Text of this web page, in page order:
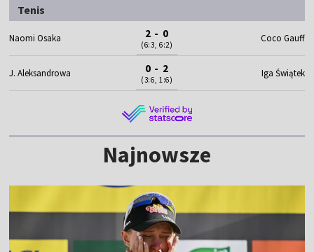
Tenis
Naomi Osaka 2 - 0
(6:3, 6:2)
Coco Gauff
J. Aleksandrowa 0 - 2
(3:6, 1:6)
Iga Świątek
Najnowsze